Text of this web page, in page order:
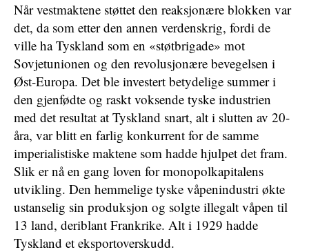
Når vestmaktene støttet den reaksjonære blokken var
det, da som etter den annen verdenskrig, fordi de
ville ha Tyskland som en «støtbrigade» mot
Sovjetunionen og den revolusjonære bevegelsen i
Øst-Europa. Det ble investert betydelige summer i
den gjenfødte og raskt voksende tyske industrien
med det resultat at Tyskland snart, alt i slutten av 20-
åra, var blitt en farlig konkurrent for de samme
imperialistiske maktene som hadde hjulpet det fram.
Slik er nå en gang loven for monopolkapitalens
utvikling. Den hemmelige tyske våpenindustri økte
ustanselig sin produksjon og solgte illegalt våpen til
13 land, deriblant Frankrike. Alt i 1929 hadde
Tyskland et eksportoverskudd.